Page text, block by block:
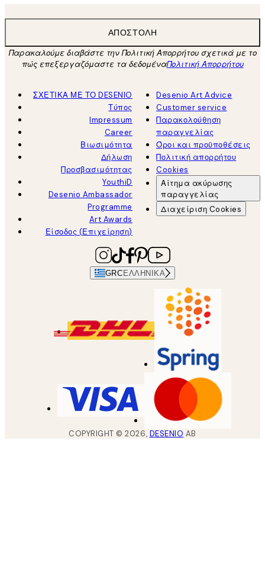
ΑΠΟΣΤΟΛΉ
Παρακαλούμε διαβάστε την Πολιτική Απορρήτου σχετικά με το
πώς επεξεργαζόμαστε τα δεδομέναΠολιτική Απορρήτου
ΣΧΕΤΙΚΑ ΜΕ ΤΟ DESENIO
Τύπος
Impressum
Career
Βιωσιμότητα
Δήλωση
Προσβασιμότητας
YouthiD
Desenio Ambassador
Programme
Art Awards
Είσοδος (Επιχείρηση)
Desenio Art Advice
Customer service
Παρακολούθηση
παραγγελίας
Όροι και προϋποθέσεις
Πολιτική απορρήτου
Cookies
Αίτημα ακύρωσης
παραγγελίας
Διαχείριση Cookies
GRC ΕΛΛΗΝΙΚΆ
COPYRIGHT ©2026, DESENIO AB